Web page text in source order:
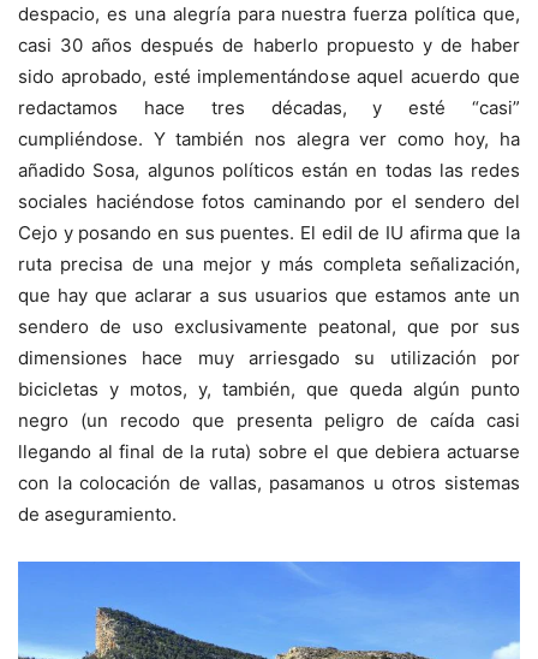
despacio, es una alegría para nuestra fuerza política que,
casi 30 años después de haberlo propuesto y de haber
sido aprobado, esté implementándose aquel acuerdo que
redactamos hace tres décadas, y esté “casi”
cumpliéndose. Y también nos alegra ver como hoy, ha
añadido Sosa, algunos políticos están en todas las redes
sociales haciéndose fotos caminando por el sendero del
Cejo y posando en sus puentes. El edil de IU afirma que la
ruta precisa de una mejor y más completa señalización,
que hay que aclarar a sus usuarios que estamos ante un
sendero de uso exclusivamente peatonal, que por sus
dimensiones hace muy arriesgado su utilización por
bicicletas y motos, y, también, que queda algún punto
negro (un recodo que presenta peligro de caída casi
llegando al final de la ruta) sobre el que debiera actuarse
con la colocación de vallas, pasamanos u otros sistemas
de aseguramiento.